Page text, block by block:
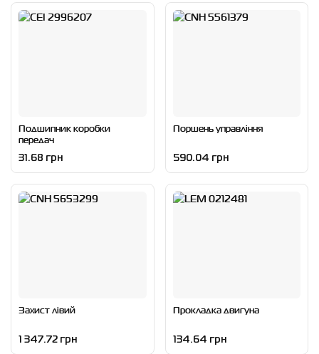
Подшипник коробки
передач
31.68 грн
Поршень управління
590.04 грн
Захист лівий
1 347.72 грн
Прокладка двигуна
134.64 грн